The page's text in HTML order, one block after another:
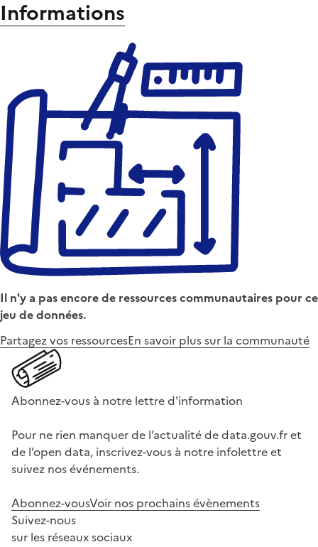
Informations
Il n'y a pas encore de ressources communautaires pour ce
jeu de données.
Partagez vos ressourcesEn savoir plus sur la communauté
Abonnez-vous à notre lettre d'information
Pour ne rien manquer de l’actualité de data.gouv.fr et
de l’open data, inscrivez-vous à notre infolettre et
suivez nos événements.
Abonnez-vousVoir nos prochains évènements
Suivez-nous
sur les réseaux sociaux